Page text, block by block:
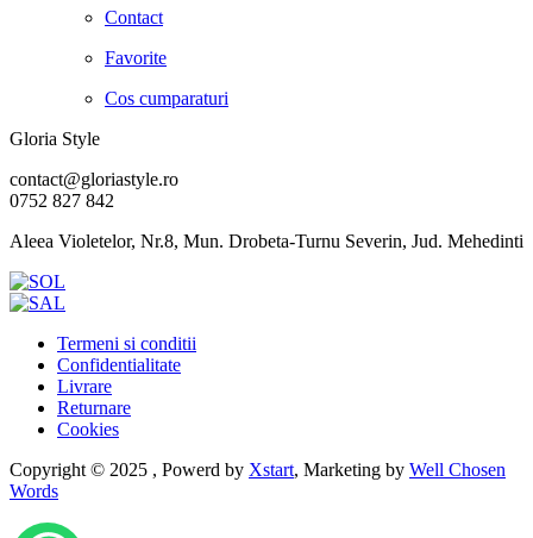
Contact
Favorite
Cos cumparaturi
Gloria Style
contact@gloriastyle.ro
0752 827 842
Aleea Violetelor, Nr.8, Mun. Drobeta-Turnu Severin, Jud. Mehedinti
Termeni si conditii
Confidentialitate
Livrare
Returnare
Cookies
Copyright © 2025 , Powerd by Xstart, Marketing by Well Chosen
Words